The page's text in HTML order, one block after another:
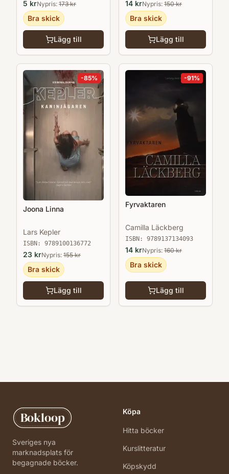
5 krNypris: 173kr
Bra skick
Lägg till
14 krNypris: 150kr
Bra skick
Lägg till
-85%
Joona Linna
Lars Kepler
ISBN: 9789100136772
23 krNypris: 155kr
Bra skick
Lägg till
-91%
Fyrvaktaren
Camilla Läckberg
ISBN: 9789137134093
14 krNypris: 160kr
Bra skick
Lägg till
Bokloop
Sveriges nya
marknadsplats för
begagnade böcker.
Köpa
Hitta böcker
Kurslitteratur
Köpskydd